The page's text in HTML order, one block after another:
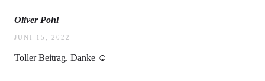
Oliver Pohl
JUNI 15, 2022
Toller Beitrag. Danke ☺️